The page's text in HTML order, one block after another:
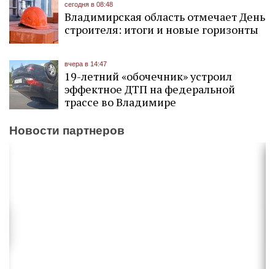
сегодня в 08:48
Владимирская область отмечает День
строителя: итоги и новые горизонты
вчера в 14:47
19-летний «обочечник» устроил
эффектное ДТП на федеральной
трассе во Владимире
Новости партнеров